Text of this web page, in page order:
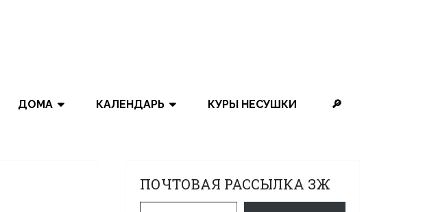
ДОМА КАЛЕНДАРЬ КУРЫ НЕСУШКИ 🔎
ПОЧТОВАЯ РАССЫЛКА ЗЖ
Введите адрес электронной почты…